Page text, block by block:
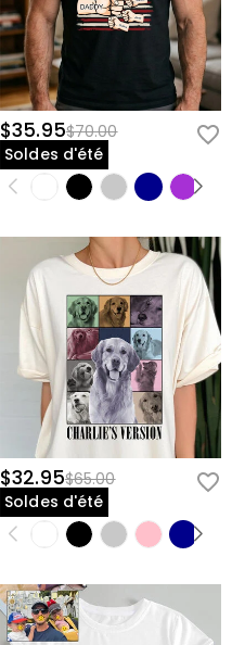
$35.95$70.00
Soldes d'été
$32.95$65.00
Soldes d'été